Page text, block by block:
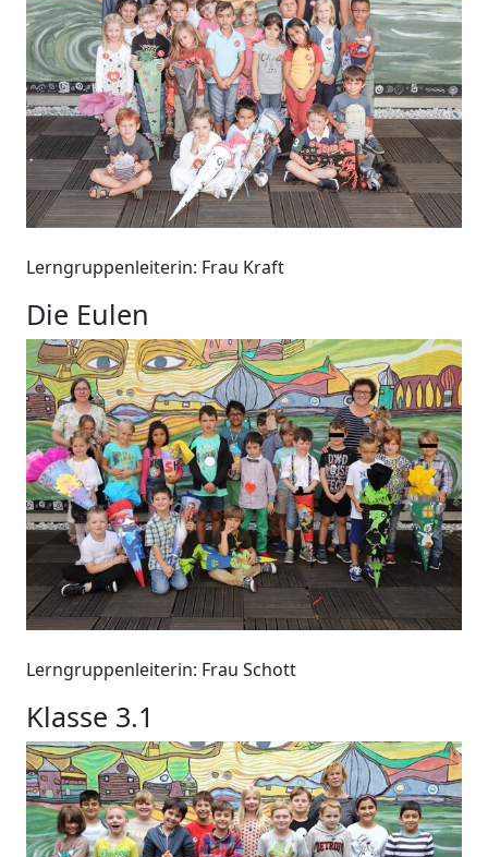
Lerngruppenleiterin: Frau Kraft
Die Eulen
Lerngruppenleiterin: Frau Schott
Klasse 3.1